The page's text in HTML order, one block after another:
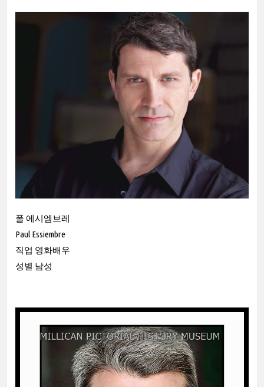
폴 에시엠브레
Paul Essiembre
직업 영화배우
성별 남성